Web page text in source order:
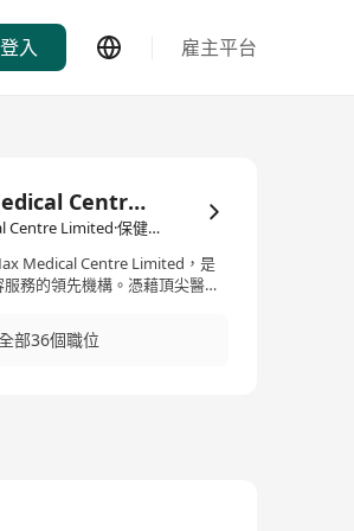
登入 雇主平台
Cos Max Medical Centre Limited
Cos Max Medical Centre Limited·保健美容護理
Medical Centre Limited，是
務的領先機構。憑藉頂尖醫生
務範圍廣泛，包括皮膚緊緻、
美白、色素沉澱處理及身體護
的認證，包括CGMP、ISO
、OHSAS 18001及
Max Medical
部36個職位